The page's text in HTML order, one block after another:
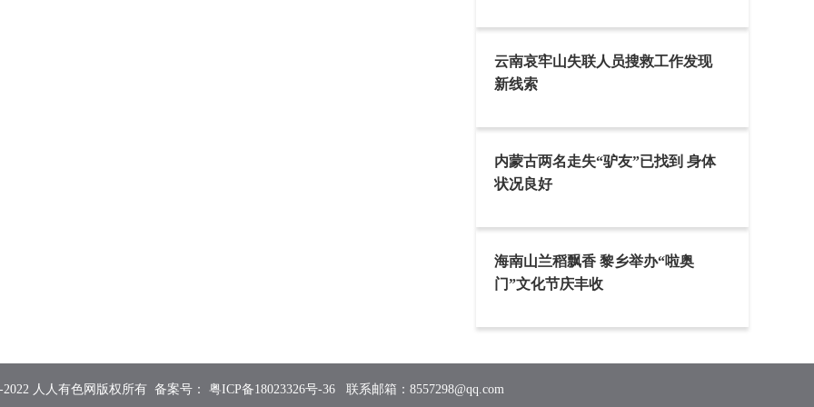
云南哀牢山失联人员搜救工作发现
新线索
内蒙古两名走失“驴友”已找到 身体
状况良好
海南山兰稻飘香 黎乡举办“啦奥
门”文化节庆丰收
2022 人人有色网版权所有 备案号： 粤ICP备18023326号-36 联系邮箱：8557298@qq.com